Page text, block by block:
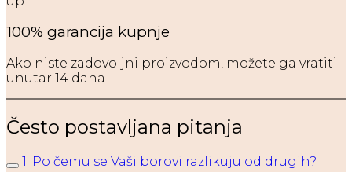
100% garancija kupnje
Ako niste zadovoljni proizvodom, možete ga vratiti
unutar 14 dana
Često postavljana pitanja
1. Po čemu se Vaši borovi razlikuju od drugih?